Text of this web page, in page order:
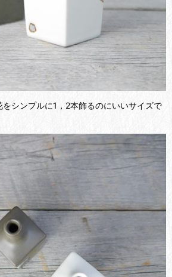
をシンプルに1，2本飾るのにいいサイズで